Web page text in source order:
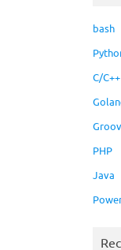
bash
C/C++
PHP
Java